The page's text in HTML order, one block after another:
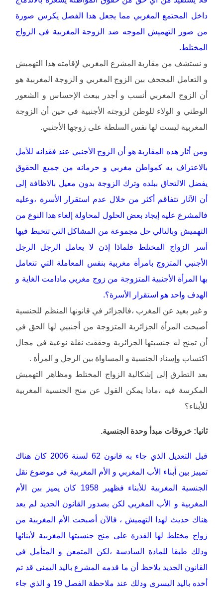
داخل المجتمع المغربي مما يجعل هدا الفصل يكرس صورة
من صور التهميش الموجه ضد الزوجة المغربية في الزواج
المختلط.
و نستشف من مقاربة المشرع المغربي لإقامته هدا التهميش
و التعامل المجحف بين الزوج المغربي و الزوجة المغربية هو
أن الزوج المغربي أنسب و أجدر ببعث الإحساس و الشعور
الوطني و الولاء للوطن لزوجته الأجنبية في حين أن الزوجة
المغربية ليست لها نفس السلطة على زوجها الأجنبي.
ومن أثار هده المقاربة هو أن الزوج الأجنبي عند فقدانه للأمل
بالاعتراف به كمواطن مغربي و حرمانه من جميع الحقوق
يفضل الالتحاق ببلده وترك الزوجة بدون معيل بالاظافة إلى
أن الآثار تتفاقم أكثر من خلال عدم استقرار الأسرة ،وعليه
فالمشرع عليه إيجاد بعض الحلول لمحاولة إلغاء هدا النوع من
التهميش وبالتالي حل مجموعة من المشاكل التي تتخبط فيها
أسر الزواج المختلط فلماذا إذن لا يعامل الرجل الرجل
الأجنبي المتزوج بامرأة مغربية بنفس المعاملة التي تتعامل
بها المرأة الأجنبية المتزوجة من زوج مغربي مادامت الغاية و
الهدف واحد هو استقرار الأسرة؟.
و غير بعيد عن المغرب ،فالجزائر في قانونها المنظم للجنسية
أصبحت المرأة الجزائرية المتزوجة من أجنبيي لها الحق في
أن تمنح له جنسيتها الجزائرية وحققت نقلة نوعية في مجال
اكتساب وإسناد الجنسية و المساواة بين الرجل و المرأة .
بعد التطرق إلى إشكالية الزواج المختلط ومظاهر التهميش
المكرسة فيه ،مادا يمكن القول عن منح الجنسية المغربية
للأبناء؟
ثانيا: خروقات مبدأ وحدة الجنسية.
قبل التعديل الذي جاء به قانون 62 لسنة 2006 كان هناك
تمييز بين أبناء الأب المغربي و الأم المغربية في موضوع نقل
الجنسية المغربية للأبناء فظهير 1958 كان يميز بين الأم
المغربية و الأب المغربي لكن بصدور القانون الجديد لم يعد
هناك حديث لهدا التهميش ، فالآن أصبحت الأم المغربية من
زواج مختلط لها القدرة على منح جنسيتها المغربية لأبنائها
ودلك طبقا للمادة السادسة ،لكن المتمعن و المتأمل في
القانون الجديد يلاحظ أن ما قدمه المشرع باليد اليمنى قد تم
أخده باليد اليسرى ودلك عند ملاحظة الفصل 19 و الذي جاء